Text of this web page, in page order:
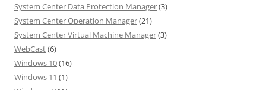
System Center Data Protection Manager(3)
System Center Operation Manager(21)
System Center Virtual Machine Manager(3)
WebCast(6)
Windows 10(16)
Windows 11 (1)